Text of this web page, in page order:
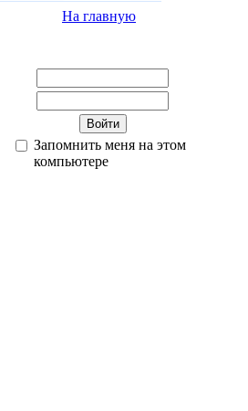
На главную
Запомнить меня на этом
компьютере